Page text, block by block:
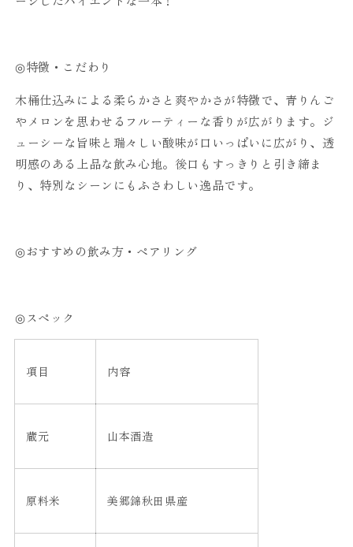
◎特徴・こだわり
木桶仕込みによる柔らかさと爽やかさが特徴で、青りんご
やメロンを思わせるフルーティーな香りが広がります。ジ
ューシーな旨味と瑞々しい酸味が口いっぱいに広がり、透
明感のある上品な飲み心地。後口もすっきりと引き締ま
り、特別なシーンにもふさわしい逸品です。
◎おすすめの飲み方・ペアリング
◎スペック
項目 内容
蔵元 山本酒造
原料米 美郷錦秋田県産